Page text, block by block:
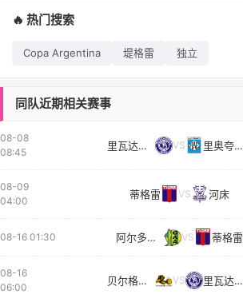
🔥 热门搜索
Copa Argentina 堤格雷 独立
同队近期相关赛事
08-08
08:45
里瓦达维亚独立 VS 里奥夸尔托学生
08-09
04:00
蒂格雷 VS 河床
08-16 01:30 阿尔多西维 VS 蒂格雷
08-16
06:00
贝尔格拉诺 VS 里瓦达维亚独立